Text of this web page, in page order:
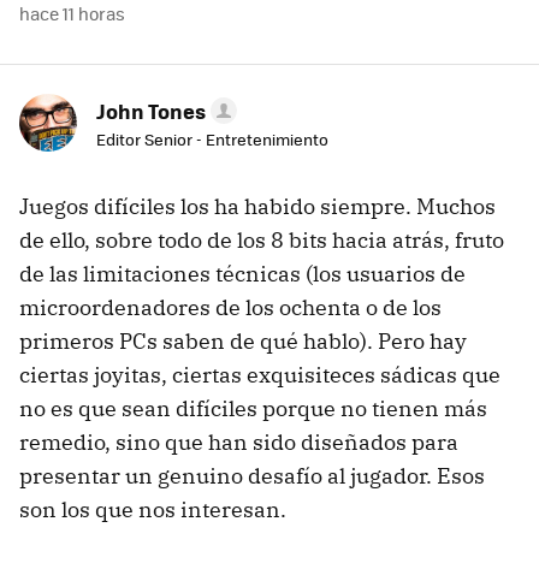
hace 11 horas
John Tones
Editor Senior - Entretenimiento
Juegos difíciles los ha habido siempre. Muchos
de ello, sobre todo de los 8 bits hacia atrás, fruto
de las limitaciones técnicas (los usuarios de
microordenadores de los ochenta o de los
primeros PCs saben de qué hablo). Pero hay
ciertas joyitas, ciertas exquisiteces sádicas que
no es que sean difíciles porque no tienen más
remedio, sino que han sido diseñados para
presentar un genuino desafío al jugador. Esos
son los que nos interesan.